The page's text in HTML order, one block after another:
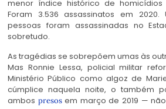
menor índice histórico de
Foram 3.536 assassinatos em
pessoas foram assassinadas no
sobretudo.
As tragédias se sobrepõem umas às
Mas Ronnie Lessa, policial militar
Ministério Público como algoz de
cúmplice naquela noite, o também
ambos presosem março de 2019 —